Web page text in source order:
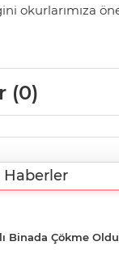
okurlarımıza
(0)
Haberler
Binada Çökme Oldu